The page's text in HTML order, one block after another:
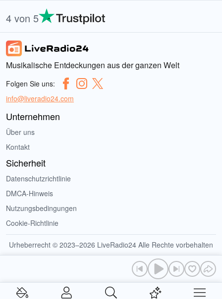
4 von 5
Musikalische Entdeckungen aus der ganzen Welt
Folgen Sie uns:
info@liveradio24.com
Unternehmen
Über uns
Kontakt
Sicherheit
Datenschutzrichtlinie
DMCA-Hinweis
Nutzungsbedingungen
Cookie-Richtlinie
Urheberrecht © 2023–2026 LiveRadio24 Alle Rechte vorbehalten